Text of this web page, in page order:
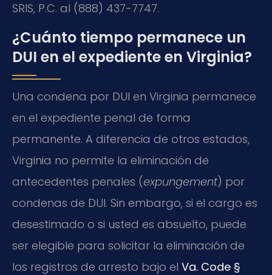
SRIS, P.C. al (888) 437-7747.
¿Cuánto tiempo permanece un
DUI en el expediente en Virginia?
Una condena por DUI en Virginia permanece
en el expediente penal de forma
permanente. A diferencia de otros estados,
Virginia no permite la eliminación de
antecedentes penales (expungement) por
condenas de DUI. Sin embargo, si el cargo es
desestimado o si usted es absuelto, puede
ser elegible para solicitar la eliminación de
los registros de arresto bajo el Va. Code §